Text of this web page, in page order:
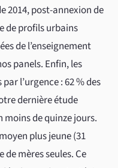
2014, post-annexion de
de profils urbains
de l’enseignement
panels. Enfin, les
l’urgence : 62 % des
dernière étude
de quinze jours.
plus jeune (31
mères seules. Ce